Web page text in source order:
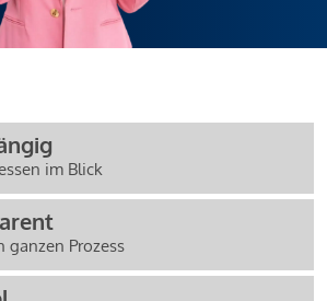
im Blick
ganzen Prozess